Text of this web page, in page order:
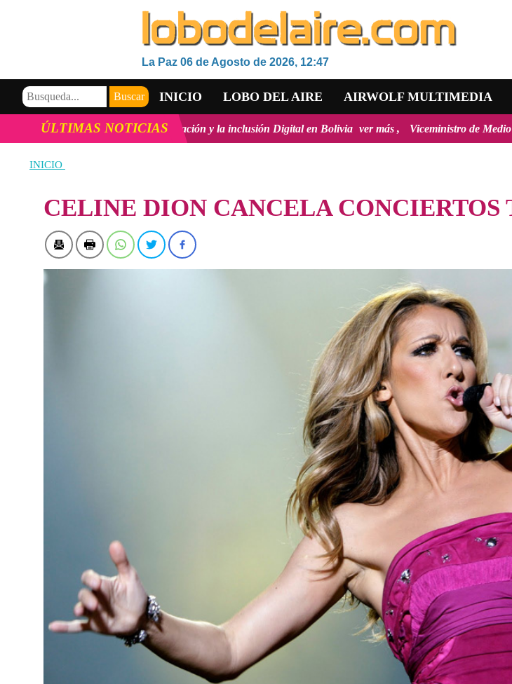
La Paz 06 de Agosto de 2026, 12:47
INICIO LOBO DEL AIRE AIRWOLF MULTIMEDIA
VIDEOS
ÚLTIMAS NOTICIAS
Tecnológico, la innovación y la inclusión Digital en Bolivia ver más Viceministro de Medio Ambiente,
INICIO
CELINE DION CANCELA CONCIERTOS